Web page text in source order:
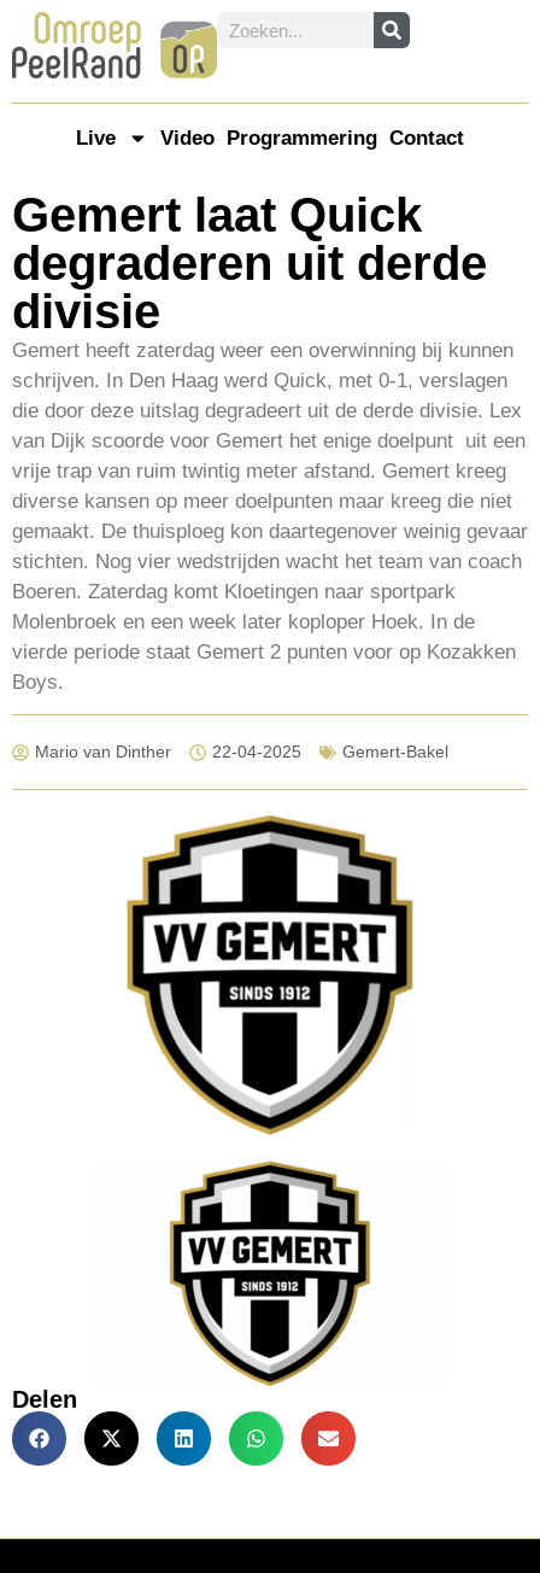
Live Video Programmering Contact
Gemert laat Quick
degraderen uit derde
divisie
Gemert heeft zaterdag weer een overwinning bij kunnen
schrijven. In Den Haag werd Quick, met 0-1, verslagen
die door deze uitslag degradeert uit de derde divisie. Lex
van Dijk scoorde voor Gemert het enige doelpunt uit een
vrije trap van ruim twintig meter afstand. Gemert kreeg
diverse kansen op meer doelpunten maar kreeg die niet
gemaakt. De thuisploeg kon daartegenover weinig gevaar
stichten. Nog vier wedstrijden wacht het team van coach
Boeren. Zaterdag komt Kloetingen naar sportpark
Molenbroek en een week later koploper Hoek. In de
vierde periode staat Gemert 2 punten voor op Kozakken
Boys.
Mario van Dinther 22-04-2025 Gemert-Bakel
Delen